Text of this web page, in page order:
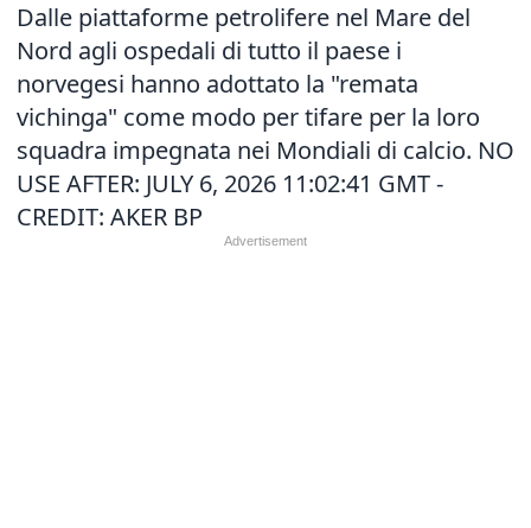
Dalle piattaforme petrolifere nel Mare del
Nord agli ospedali di tutto il paese i
norvegesi hanno adottato la "remata
vichinga" come modo per tifare per la loro
squadra impegnata nei Mondiali di calcio. NO
USE AFTER: JULY 6, 2026 11:02:41 GMT -
CREDIT: AKER BP